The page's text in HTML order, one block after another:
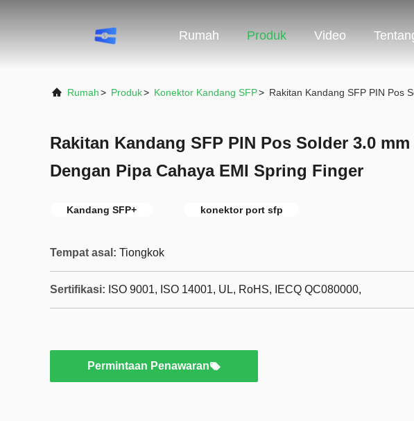
Rumah Produk Video
Rumah> Produk> Konektor Kandang SFP> Rakitan Kandang SFP PIN Pos
Rakitan Kandang SFP PIN Pos Solder 3.0 mm
Dengan Pipa Cahaya EMI Spring Finger
Kandang SFP+ konektor port sfp
Tempat asal: Tiongkok
Sertifikasi: ISO 9001, ISO 14001, UL, RoHS, IECQ QC080000,
Permintaan Penawaran